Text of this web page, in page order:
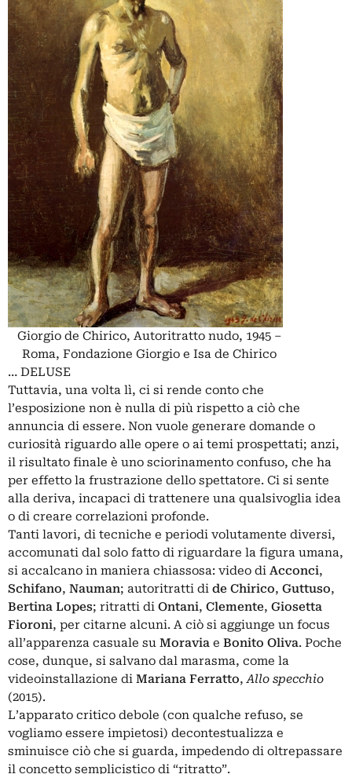
Giorgio de Chirico, Autoritratto nudo, 1945 –
Roma, Fondazione Giorgio e Isa de Chirico
… DELUSE
Tuttavia, una volta lì, ci si rende conto che
l’esposizione non è nulla di più rispetto a ciò che
annuncia di essere. Non vuole generare domande o
curiosità riguardo alle opere o ai temi prospettati; anzi,
il risultato finale è uno sciorinamento confuso, che ha
per effetto la frustrazione dello spettatore. Ci si sente
alla deriva, incapaci di trattenere una qualsivoglia idea
o di creare correlazioni profonde.
Tanti lavori, di tecniche e periodi volutamente diversi,
accomunati dal solo fatto di riguardare la figura umana,
si accalcano in maniera chiassosa: video di Acconci,
Schifano, Nauman; autoritratti di de Chirico, Guttuso,
Bertina Lopes; ritratti di Ontani, Clemente, Giosetta
Fioroni, per citarne alcuni. A ciò si aggiunge un focus
all’apparenza casuale su Moravia e Bonito Oliva. Poche
cose, dunque, si salvano dal marasma, come la
videoinstallazione di Mariana Ferratto,Allo specchio
(2015).
L’apparato critico debole (con qualche refuso, se
vogliamo essere impietosi) decontestualizza e
sminuisce ciò che si guarda, impedendo di oltrepassare
il concetto semplicistico di “ritratto”.